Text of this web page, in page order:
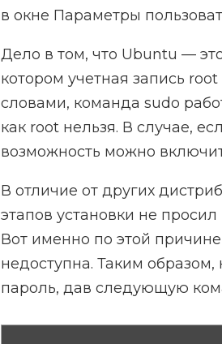
в окне Параметры
Дело в том, что Ubuntu —
котором учетная запись
словами, команда sudo
как root нельзя. В случае,
возможность можно
В отличие от других
этапов установки не
Вот именно по этой
недоступна. Таким
пароль, дав следующую